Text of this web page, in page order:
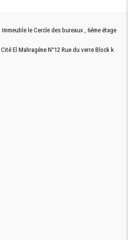
le Cercle des bureaux , 6éme étage
El Mahragéne N°12 Rue du verre Block k